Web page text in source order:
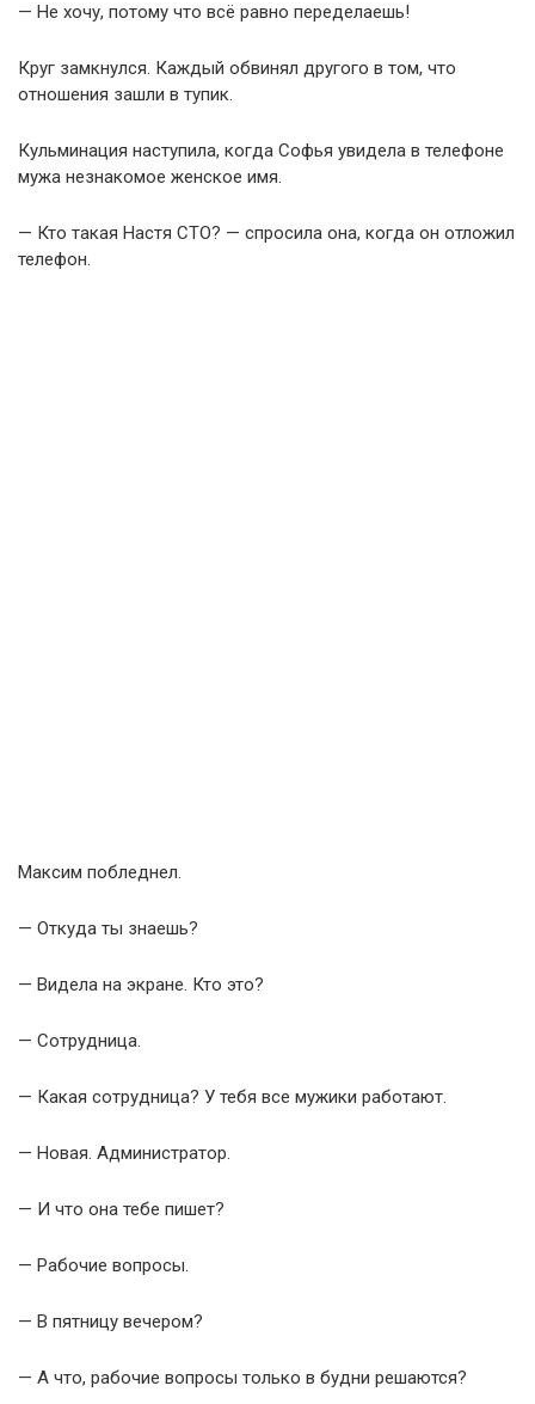
— Не хочу, потому что всё равно переделаешь!
Круг замкнулся. Каждый обвинял другого в том, что
отношения зашли в тупик.
Кульминация наступила, когда Софья увидела в телефоне
мужа незнакомое женское имя.
— Кто такая Настя СТО? — спросила она, когда он отложил
телефон.
Максим побледнел.
— Откуда ты знаешь?
— Видела на экране. Кто это?
— Сотрудница.
— Какая сотрудница? У тебя все мужики работают.
— Новая. Администратор.
— И что она тебе пишет?
— Рабочие вопросы.
— В пятницу вечером?
— А что, рабочие вопросы только в будни решаются?